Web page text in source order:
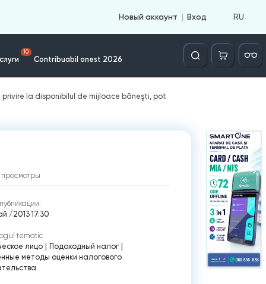
Новый аккаунт Вход RU
10
Contribuabil onest 2026
Căutare
la disponibilul de mijloace băneşti, pot
просмотры
/2013 17:30
tematic
лицо
Подоходный налог
методы оценки налогового